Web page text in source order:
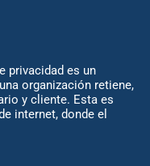
privacidad es un
organización retiene,
y cliente. Esta es
internet, donde el